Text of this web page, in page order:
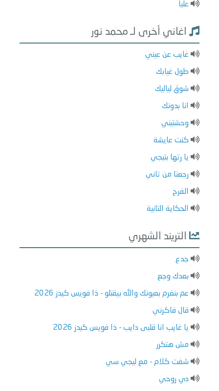
عليا
اغاني أخرى لـ محمد نور
غايب عن عيني
طول غيابك
شوق لياليك
انا بدونك
وحشتيني
كنت عايشة
يا رتها بتيجي
رجعنا من تاني
الفرح
الحكاية التانية
التريند الشهري
جدع
بعدك وجع
عم بنغرم بعيونك والله بيقتلو - ذا فويس كيدز 2026
قال فاكرني
يا غايب انا قلبى دايب - ذا فويس كيدز 2026
مش هتكرر
شفت كلام - مع ليجي سي
دي روحي